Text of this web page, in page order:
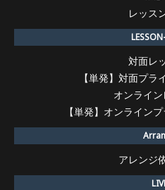
レッス
対面レ
【単発】対面プラ
オンライ
【単発】オンライン
アレンジ